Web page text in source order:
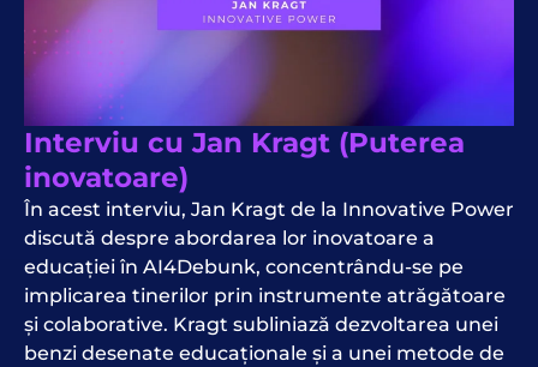
Interviu cu Jan Kragt (Puterea
inovatoare)
În acest interviu, Jan Kragt de la Innovative Power
discută despre abordarea lor inovatoare a
educației în AI4Debunk, concentrându-se pe
implicarea tinerilor prin instrumente atrăgătoare
și colaborative. Kragt subliniază dezvoltarea unei
benzi desenate educaționale și a unei metode de